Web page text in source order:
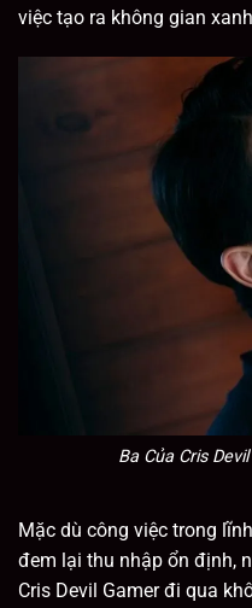
việc tạo ra không gian
Ba Của Cris
Mặc dù công việc trong
đem lại thu nhập ổn định,
Cris Devil Gamer đi qua